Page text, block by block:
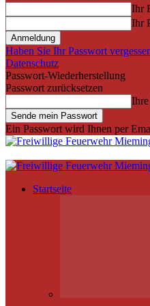
Ihr
Ihr
Haben Sie Ihr Passwort
Datenschutz
Passwort-Wiederherstellung
Passwort zurücksetzen
Ein Passwort wird Ihnen per
Startseite